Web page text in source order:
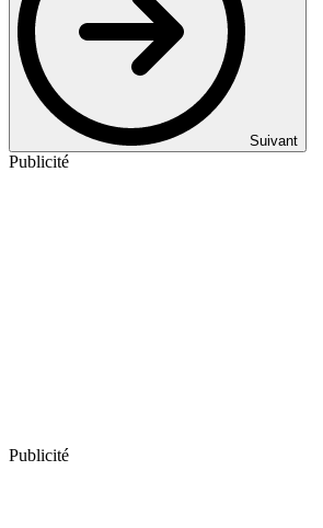
Suivant
Publicité
Publicité